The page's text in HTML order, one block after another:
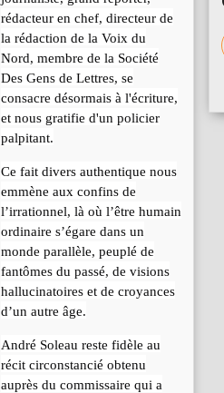
rédacteur en chef, directeur de
la rédaction de la Voix du
Nord, membre de la Société
Des Gens de Lettres, se
consacre désormais à l'écriture,
et nous gratifie d'un policier
palpitant.
Ce fait divers authentique nous
emmène aux confins de
l’irrationnel, là où l’être humain
ordinaire s’égare dans un
monde parallèle, peuplé de
fantômes du passé, de visions
hallucinatoires et de croyances
d’un autre âge.
André Soleau reste fidèle au
récit circonstancié obtenu
auprès du commissaire qui a